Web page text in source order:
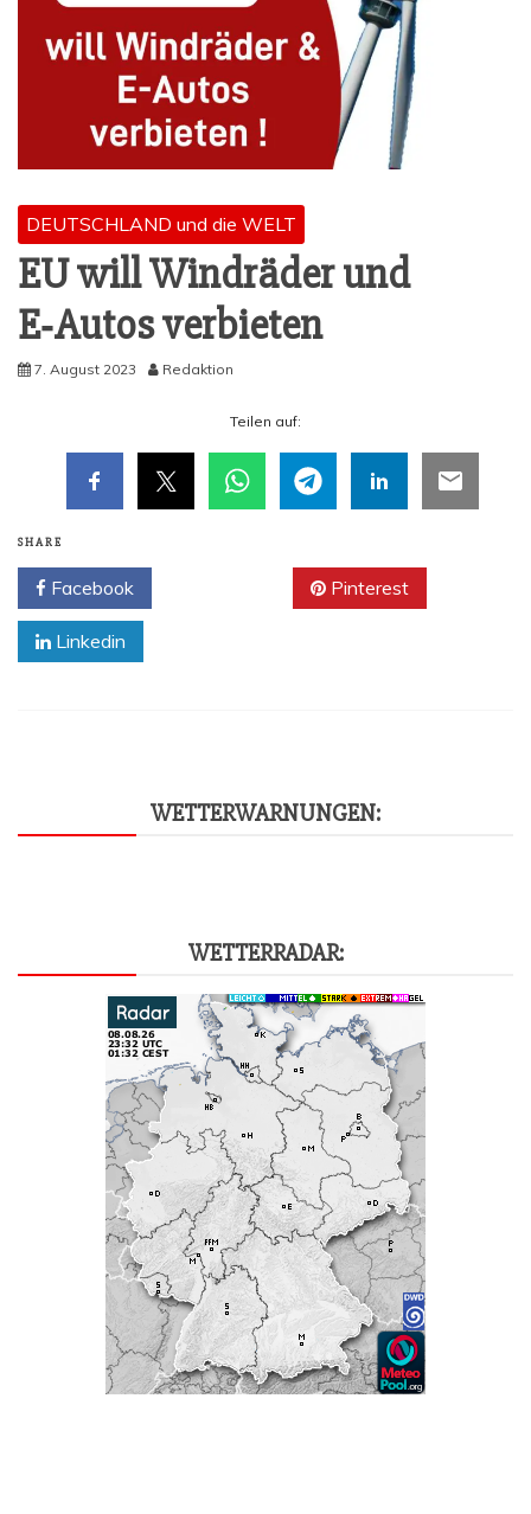
DEUTSCHLAND und die WELT
EU will Wind­rä­der und
E‑Autos verbieten
7. August 2023 Redaktion
Tei­len auf:
SHARE
Facebook Pinterest
Linkedin
WET­TER­WAR­NUN­GEN:
WET­TER­RA­DAR: